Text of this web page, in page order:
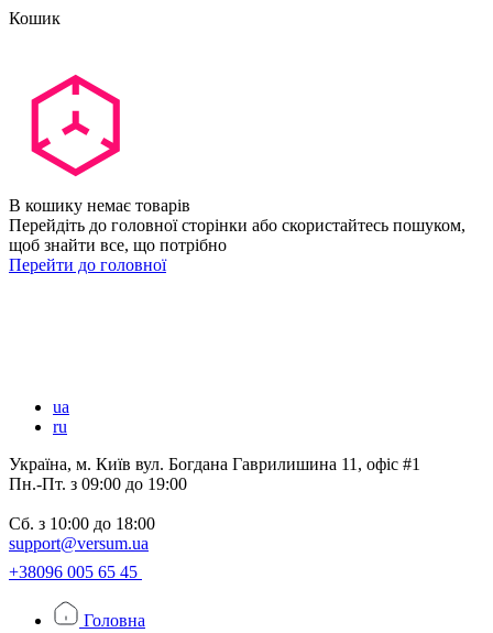
Кошик
В кошику немає товарів
Перейдіть до головної сторінки або скористайтесь пошуком,
щоб знайти все, що потрібно
Перейти до головної
ua
ru
Україна, м. Київ вул. Богдана Гаврилишина 11, офіс #1
Пн.-Пт. з 09:00 до 19:00
Сб. з 10:00 до 18:00
support@versum.ua
+38096 005 65 45
Головна